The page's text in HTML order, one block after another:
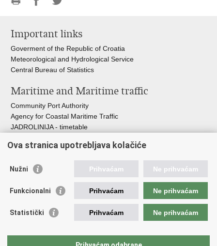
page
FacebookTwitteru
Important links
Goverment of the Republic of Croatia
Meteorological and Hydrological Service
Central Bureau of Statistics
Maritime and Maritime traffic
Community Port Authority
Agency for Coastal Maritime Traffic
JADROLINIJA - timetable
Croatian Motorways
Bus station Zagreb
Craotian Railways Passenger Transport
Zagreb International Airport - Franjo Tuđman
Ova stranica upotrebljava kolačiće
Nužni Prihvaćam Ne prihvaćam
Funkcionalni Prihvaćam Ne prihvaćam
Statistički Prihvaćam Ne prihvaćam